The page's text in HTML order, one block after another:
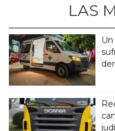
LAS